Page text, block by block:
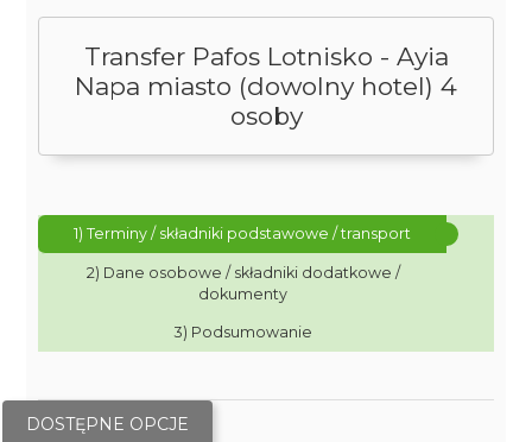
Transfer Pafos Lotnisko - Ayia
Napa miasto (dowolny hotel) 4
osoby
1) Terminy / składniki podstawowe / transport
2) Dane osobowe / składniki dodatkowe /
dokumenty
3) Podsumowanie
DOSTĘPNE OPCJE